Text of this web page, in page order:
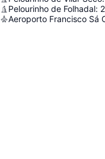
Pelourinho de Folhadal:
Aeroporto Francisco Sá